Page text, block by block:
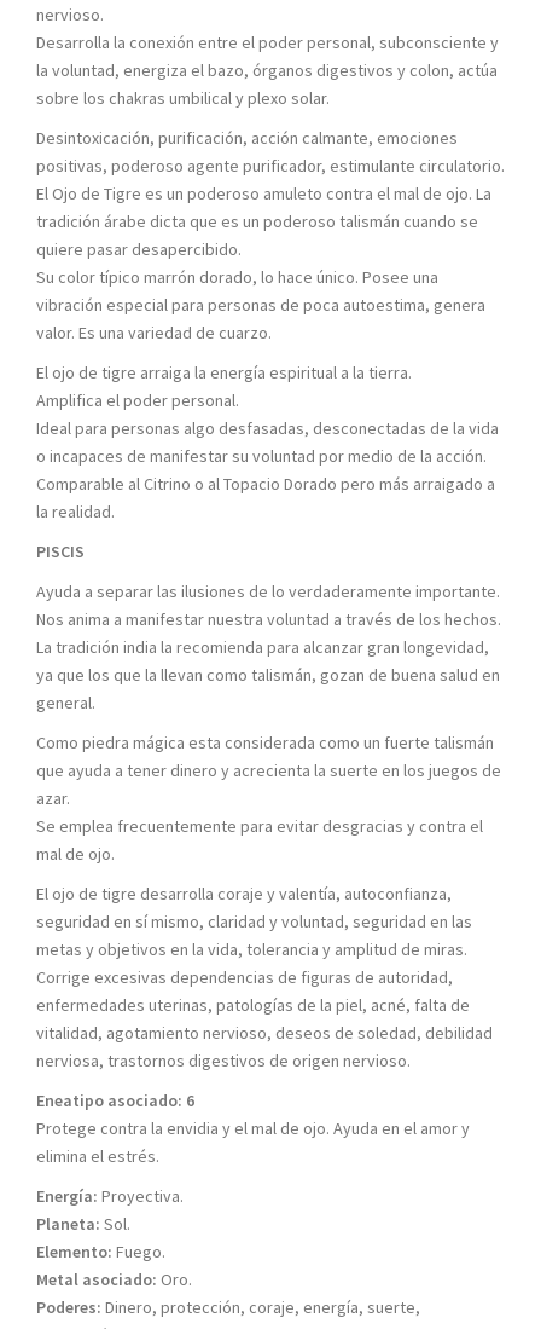
nervioso.
Desarrolla la conexión entre el poder personal, subconsciente y
la voluntad, energiza el bazo, órganos digestivos y colon, actúa
sobre los chakras umbilical y plexo solar.
Desintoxicación, purificación, acción calmante, emociones
positivas, poderoso agente purificador, estimulante circulatorio.
El Ojo de Tigre es un poderoso amuleto contra el mal de ojo. La
tradición árabe dicta que es un poderoso talismán cuando se
quiere pasar desapercibido.
Su color típico marrón dorado, lo hace único. Posee una
vibración especial para personas de poca autoestima, genera
valor. Es una variedad de cuarzo.
El ojo de tigre arraiga la energía espiritual a la tierra.
Amplifica el poder personal.
Ideal para personas algo desfasadas, desconectadas de la vida
o incapaces de manifestar su voluntad por medio de la acción.
Comparable al Citrino o al Topacio Dorado pero más arraigado a
la realidad.
PISCIS
Ayuda a separar las ilusiones de lo verdaderamente importante.
Nos anima a manifestar nuestra voluntad a través de los hechos.
La tradición india la recomienda para alcanzar gran longevidad,
ya que los que la llevan como talismán, gozan de buena salud en
general.
Como piedra mágica esta considerada como un fuerte talismán
que ayuda a tener dinero y acrecienta la suerte en los juegos de
azar.
Se emplea frecuentemente para evitar desgracias y contra el
mal de ojo.
El ojo de tigre desarrolla coraje y valentía, autoconfianza,
seguridad en sí mismo, claridad y voluntad, seguridad en las
metas y objetivos en la vida, tolerancia y amplitud de miras.
Corrige excesivas dependencias de figuras de autoridad,
enfermedades uterinas, patologías de la piel, acné, falta de
vitalidad, agotamiento nervioso, deseos de soledad, debilidad
nerviosa, trastornos digestivos de origen nervioso.
Eneatipo asociado: 6
Protege contra la envidia y el mal de ojo. Ayuda en el amor y
elimina el estrés.
Energía: Proyectiva.
Planeta: Sol.
Elemento: Fuego.
Metal asociado: Oro.
Poderes: Dinero, protección, coraje, energía, suerte,